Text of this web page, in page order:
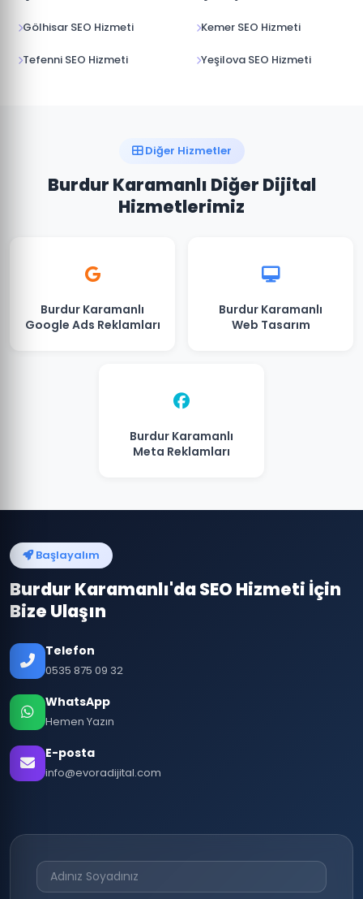
Gölhisar SEO Hizmeti Kemer SEO Hizmeti
Tefenni SEO Hizmeti Yeşilova SEO Hizmeti
Diğer Hizmetler
Burdur Karamanlı Diğer Dijital
Hizmetlerimiz
Burdur Karamanlı
Google Ads Reklamları
Burdur Karamanlı
Web Tasarım
Burdur Karamanlı
Meta Reklamları
Başlayalım
Burdur Karamanlı'da SEO Hizmeti İçin
Bize Ulaşın
Telefon
0535 875 09 32
WhatsApp
Hemen Yazın
E-posta
info@evoradijital.com